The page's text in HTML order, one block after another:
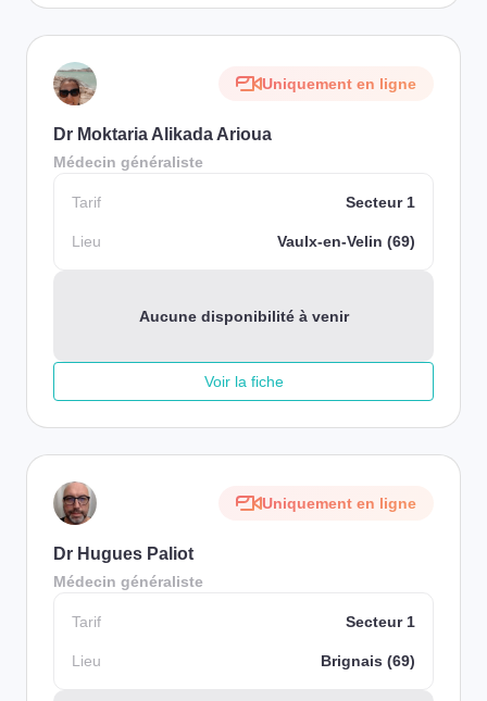
Uniquement en ligne
Dr Moktaria Alikada Arioua
Médecin généraliste
Tarif Secteur 1
Lieu Vaulx-en-Velin (69)
Aucune disponibilité à venir
Voir la fiche
Uniquement en ligne
Dr Hugues Paliot
Médecin généraliste
Tarif Secteur 1
Lieu Brignais (69)